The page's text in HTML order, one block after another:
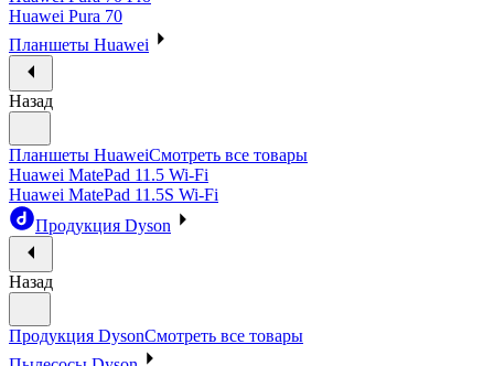
Huawei Pura 70
Планшеты Huawei
Назад
Планшеты HuaweiСмотреть все товары
Huawei MatePad 11.5 Wi-Fi
Huawei MatePad 11.5S Wi-Fi
Продукция Dyson
Назад
Продукция DysonСмотреть все товары